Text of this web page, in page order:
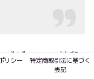
デザインで値段
ピートしてい
リシー
特定商取引法に基づく
表記